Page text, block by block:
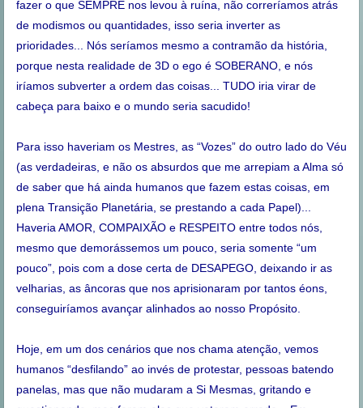
fazer o que SEMPRE nos levou à ruína, não correríamos atrás
de modismos ou quantidades, isso seria inverter as
prioridades... Nós seríamos mesmo a contramão da história,
porque nesta realidade de 3D o ego é SOBERANO, e nós
iríamos subverter a ordem das coisas... TUDO iria virar de
cabeça para baixo e o mundo seria sacudido!
Para isso haveriam os Mestres, as “Vozes” do outro lado do Véu
(as verdadeiras, e não os absurdos que me arrepiam a Alma só
de saber que há ainda humanos que fazem estas coisas, em
plena Transição Planetária, se prestando a cada Papel)...
Haveria AMOR, COMPAIXÃO e RESPEITO entre todos nós,
mesmo que demorássemos um pouco, seria somente “um
pouco”, pois com a dose certa de DESAPEGO, deixando ir as
velharias, as âncoras que nos aprisionaram por tantos éons,
conseguiríamos avançar alinhados ao nosso Propósito.
Hoje, em um dos cenários que nos chama atenção, vemos
humanos “desfilando” ao invés de protestar, pessoas batendo
panelas, mas que não mudaram a Si Mesmas, gritando e